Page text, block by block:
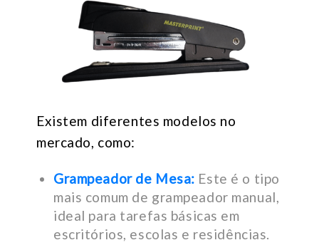
Existem diferentes modelos no
mercado, como:
Grampeador de Mesa: Este é o tipo
mais comum de grampeador manual,
ideal para tarefas básicas em
escritórios, escolas e residências.